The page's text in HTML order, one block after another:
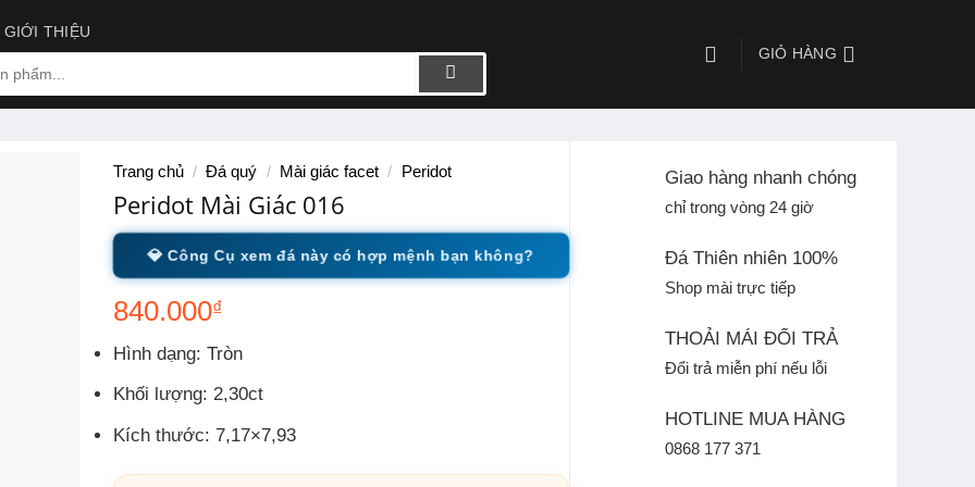
GIỚI THIỆU
GIỎ HÀNG
Giao hàng nhanh chóng
chỉ trong vòng 24 giờ
Đá Thiên nhiên 100%
Shop mài trực tiếp
THOẢI MÁI ĐỔI TRẢ
Đổi trả miễn phí nếu lỗi
HOTLINE MUA HÀNG
0868 177 371
Trang chủ / Đá quý / Mài giác facet / Peridot
Peridot Mài Giác 016
💎 Công Cụ xem đá này có hợp mệnh bạn không?
840.000₫
Hình dạng: Tròn
Khối lượng: 2,30ct
Kích thước: 7,17×7,93